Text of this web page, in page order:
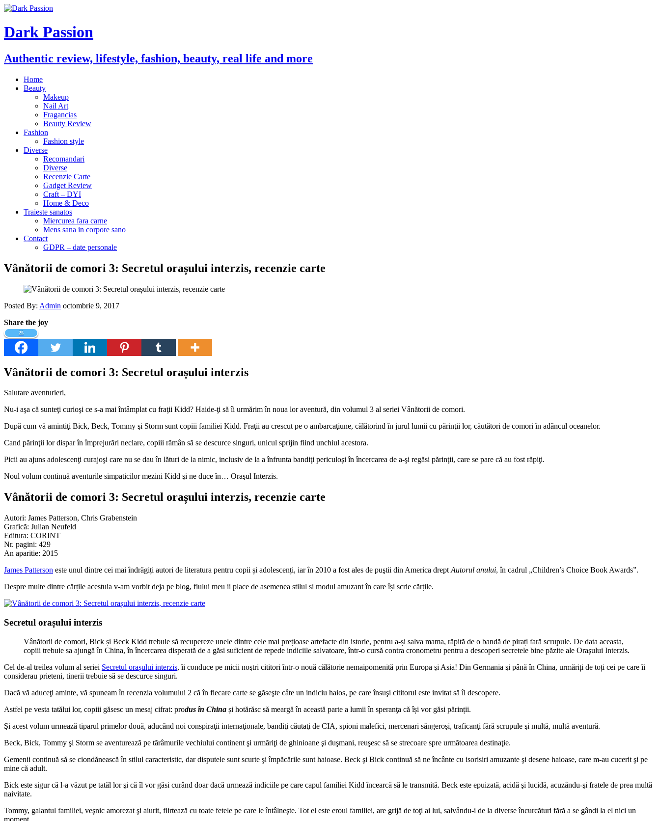
Dark Passion
Authentic review, lifestyle, fashion, beauty, real life and more
Home
Beauty
Makeup
Nail Art
Fragancias
Beauty Review
Fashion
Fashion style
Diverse
Recomandari
Diverse
Recenzie Carte
Gadget Review
Craft – DYI
Home & Deco
Traieste sanatos
Miercurea fara carne
Mens sana in corpore sano
Contact
GDPR – date personale
Vânătorii de comori 3: Secretul orașului interzis, recenzie carte
Posted By: Admin octombrie 9, 2017
Share the joy
25
Vânătorii de comori 3: Secretul orașului interzis
Salutare aventurieri,
Nu-i aşa că sunteţi curioşi ce s-a mai întâmplat cu fraţii Kidd? Haide-ţi să îi urmărim în noua lor aventură, din volumul 3 al seriei Vânătorii de comori.
După cum vă amintiţi Bick, Beck, Tommy şi Storm sunt copiii familiei Kidd. Fraţii au crescut pe o ambarcaţiune, călătorind în jurul lumii cu părinţii lor, căutători de comori în adâncul oceanelor.
Cand părinţii lor dispar în împrejurări neclare, copiii rămân să se descurce singuri, unicul sprijin fiind unchiul acestora.
Picii au ajuns adolescenţi curajoşi care nu se dau în lături de la nimic, inclusiv de la a înfrunta bandiţi periculoşi în încercarea de a-şi regăsi părinţii, care se pare că au fost răpiţi.
Noul volum continuă aventurile simpaticilor mezini Kidd şi ne duce în… Oraşul Interzis.
Vânătorii de comori 3: Secretul orașului interzis, recenzie carte
Autori: James Patterson, Chris Grabenstein
Grafică: Julian Neufeld
Editura: CORINT
Nr. pagini: 429
An aparitie: 2015
James Patterson este unul dintre cei mai îndrăgiți autori de literatura pentru copii și adolescenți, iar în 2010 a fost ales de puştii din America drept Autorul anului, în cadrul „Children’s Choice Book Awards”.
Despre multe dintre cărțile acestuia v-am vorbit deja pe blog, fiului meu ii place de asemenea stilul si modul amuzant în care își scrie cărțile.
Secretul orașului interzis
Vânătorii de comori, Bick și Beck Kidd trebuie să recupereze unele dintre cele mai prețioase artefacte din istorie, pentru a-și salva mama, răpită de o bandă de pirați fară scrupule. De data aceasta,
copiii trebuie sa ajungă în China, în încercarea disperată de a găsi suficient de repede indiciile salvatoare, într-o cursă contra cronometru pentru a descoperi secretele bine păzite ale Oraşului Interzis.
Cel de-al treilea volum al seriei Secretul orașului interzis, îi conduce pe micii noştri cititori într-o nouă călătorie nemaipomenită prin Europa şi Asia! Din Germania şi până în China, urmăriți de toți cei pe care îi
considerau prieteni, tinerii trebuie să se descurce singuri.
Dacă vă aduceţi aminte, vă spuneam în recenzia volumului 2 că în fiecare carte se găseşte câte un indiciu haios, pe care însuşi cititorul este invitat să îl descopere.
Astfel pe vesta tatălui lor, copiii găsesc un mesaj cifrat: produs în China și hotărăsc să meargă în această parte a lumii în speranţa că își vor găsi părinții.
Şi acest volum urmează tiparul primelor două, aducând noi conspiraţii internaţionale, bandiţi căutaţi de CIA, spioni malefici, mercenari sângeroşi, traficanţi fără scrupule şi multă, multă aventură.
Beck, Bick, Tommy şi Storm se aventurează pe tărâmurile vechiului continent şi urmăriţi de ghinioane şi duşmani, reuşesc să se strecoare spre următoarea destinaţie.
Gemenii continuă să se ciondănească în stilul caracteristic, dar disputele sunt scurte şi împăcările sunt haioase. Beck şi Bick continuă să ne încânte cu isorisiri amuzante şi desene haioase, care m-au cucerit şi pe
mine că adult.
Bick este sigur că l-a văzut pe tatăl lor şi că îl vor găsi curând doar dacă urmează indiciile pe care capul familiei Kidd încearcă să le transmită. Beck este epuizată, acidă şi lucidă, acuzându-şi fratele de prea multă
naivitate.
Tommy, galantul familiei, veşnic amorezat şi aiurit, flirtează cu toate fetele pe care le întâlneşte. Tot el este eroul familiei, are grijă de toţi ai lui, salvându-i de la diverse încurcături fără a se gândi la el nici un
moment.